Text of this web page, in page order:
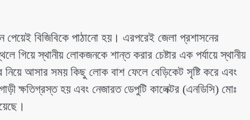
বিজিবিকে পাঠানো হয়। এরপরেই জেলা প্রশাসনের
স্থানীয় লোকজনকে শান্ত করার চেষ্টার এক পর্যায়ে স্থানীয়
আসার সময় কিছু লোক বাশ ফেলে বেড়িকেট সৃষ্টি করে এবং
ক্ষতিগ্রস্ত হয় এবং নেজারত ডেপুটি কালেক্টর (এনডিসি) মোঃ